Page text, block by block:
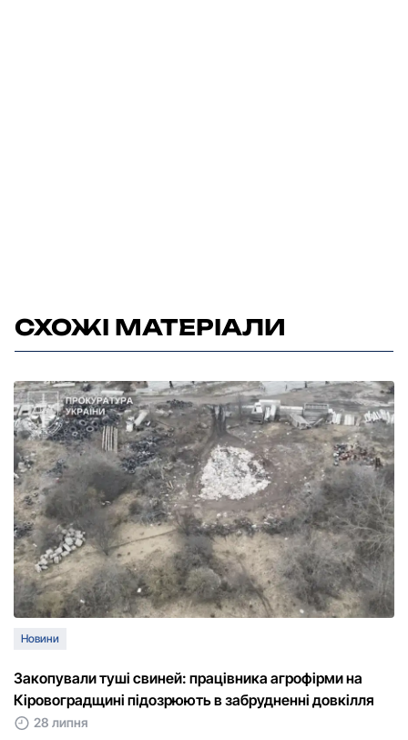
СХОЖІ МАТЕРІАЛИ
Новини
Закопували туші свиней: працівника агрофірми на
Кіровоградщині підозрюють в забрудненні довкілля
28 липня